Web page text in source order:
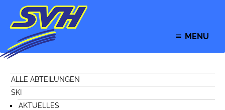
MENU
ALLE ABTEILUNGEN
SKI
AKTUELLES